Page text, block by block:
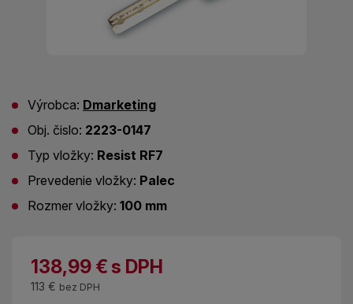
138,99 € s DPH
113 € bez DPH
Výrobca: Dmarketing
Obj. čislo: 2223-0147
Typ vložky: Resist RF7
Prevedenie vložky: Palec
Rozmer vložky: 100 mm